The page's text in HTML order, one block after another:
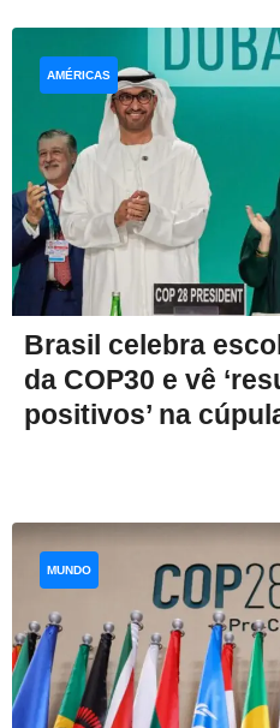
Brasil celebra
da COP30 e vê
positivos’ na
AMÉRICAS
MUNDO